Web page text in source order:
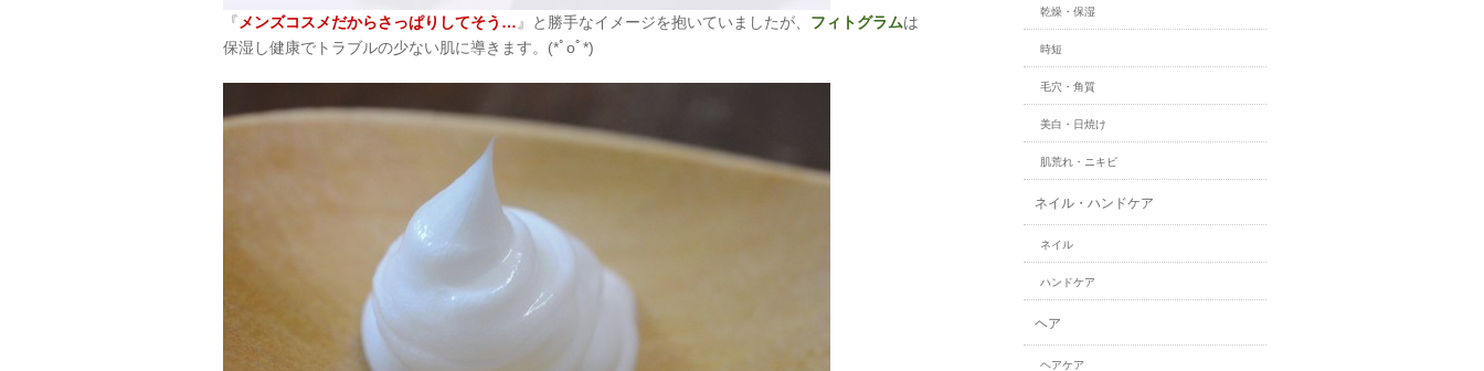
『 メンズコスメだからさっぱりしてそう… 』と勝手なイメージを抱いていましたが、 フィトグラムは
保湿し健康でトラブルの少ない肌に導きます。(*ﾟoﾟ*)
乾燥・保湿
時短
毛穴・角質
美白・日焼け
肌荒れ・ニキビ
ネイル・ハンドケア
ネイル
ハンドケア
ヘア
ヘアケア